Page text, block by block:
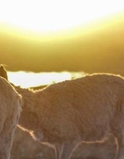
Kiswahili
Қазақ тілі
ภาษาไทย
Bahasa Melayu
Ελληνικά